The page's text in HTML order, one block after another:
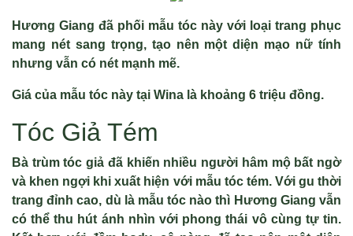
Hương Giang đã phối mẫu tóc này với loại trang phục
mang nét sang trọng, tạo nên một diện mạo nữ tính
nhưng vẫn có nét mạnh mẽ.
Giá của mẫu tóc này tại Wina là khoảng 6 triệu đồng.
Tóc Giả Tém
Bà trùm tóc giả đã khiến nhiều người hâm mộ bất ngờ
và khen ngợi khi xuất hiện với mẫu tóc tém. Với gu thời
trang đỉnh cao, dù là mẫu tóc nào thì Hương Giang vẫn
có thể thu hút ánh nhìn với phong thái vô cùng tự tin.